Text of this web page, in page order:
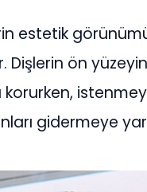
estetik
Dişlerin ön
gidermeye